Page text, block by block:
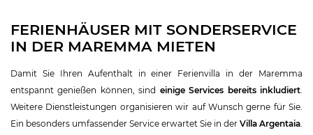
FERIENHÄUSER MIT SONDERSERVICE
IN DER MAREMMA MIETEN
Damit Sie Ihren Aufenthalt in einer Ferienvilla in der Maremma
entspannt genießen können, sind einige Services bereits inkludiert.
Weitere Dienstleistungen organisieren wir auf Wunsch gerne für Sie.
Ein besonders umfassender Service erwartet Sie in der Villa Argentaia.